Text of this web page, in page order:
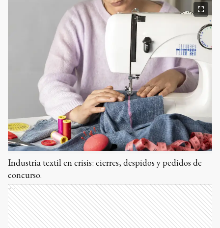
Industria textil en crisis: cierres, despidos y pedidos de
concurso.
Ads